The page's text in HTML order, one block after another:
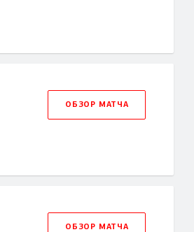
ОБЗОР МАТЧА
ОБЗОР МАТЧА